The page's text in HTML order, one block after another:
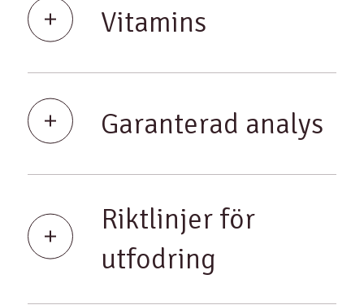
Vitamins
Garanterad analys
Riktlinjer för
utfodring